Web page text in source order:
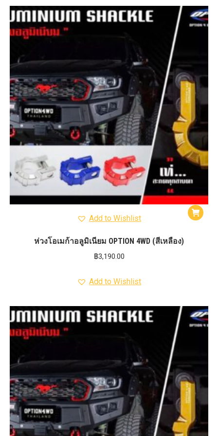
Add to Wishlist
ห่วงโอเมก้าอลูมิเนียม OPTION 4WD (สีเหลือง)
฿3,190.00
Add to Wishlist